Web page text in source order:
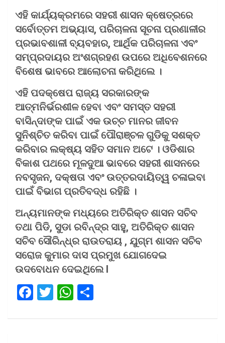
ଏହି କାର୍ଯ୍ୟକ୍ରମରେ ସହରୀ ଶାସନ କ୍ଷେତ୍ରରେ
ସର୍ବୋତ୍ତମ ଅଭ୍ୟାସ, ପରିଚାଳନା ସୂଚନା ପ୍ରଣାଳୀର
ପ୍ରଭାବଶାଳୀ ବ୍ୟବହାର, ଆର୍ଥିକ ପରିଚାଳନା ଏବଂ
ସମ୍ପ୍ରଦାୟର ଅଂଶଗ୍ରହଣ ଉପରେ ଅଧିବେଶନରେ
ବିଶେଷ ଭାବରେ ଆଲୋଚନା କରିଥିଲେ ।
ଏହି ପଦକ୍ଷେପ ରାଜ୍ୟ ସରକାରଙ୍କ
ଆତ୍ମନିର୍ଭରଶୀଳ ହେବା ଏବଂ ସମସ୍ତ ସହରୀ
ବାସିନ୍ଦାଙ୍କ ପାଇଁ ଏକ ଉଚ୍ଚ ମାନର ଜୀବନ
ସୁନିଶ୍ଚିତ କରିବା ପାଇଁ ପୌରାଞ୍ଚଳ ଗୁଡିକୁ ସଶକ୍ତ
କରିବାର ଲକ୍ଷ୍ୟ ସହିତ ସମାନ ଅଟେ । ଓଡିଶାର
ବିକାଶ ପଥରେ ମୂଳଦୁଆ ଭାବରେ ସହରୀ ଶାସନରେ
ନବସୃଜନ, ଦକ୍ଷତା ଏବଂ ଉତ୍ତରଦାୟିତ୍ୱ ଚଳାଇବା
ପାଇଁ ବିଭାଗ ପ୍ରତିବଦ୍ଧ ରହିଛି ।
ଅନ୍ୟମାନଙ୍କ ମଧ୍ୟରେ ଅତିରିକ୍ତ ଶାସନ ସଚିବ
ତଥା ପିଡି, ସୁଡା ରବିନ୍ଦ୍ର ସାହୁ, ଅତିରିକ୍ତ ଶାସନ
ସଚିବ ସୌରିନ୍ଧ୍ର ରାଉତରାୟ , ଯୁଗ୍ମ ଶାସନ ସଚିବ
ସରୋଜ କୁମାର ଦାସ ପ୍ରମୁଖ ଯୋଗଦେଇ
ଉଦବୋଧନ ଦେଇଥିଲେ l
F
ce
T
tt
W
at ar